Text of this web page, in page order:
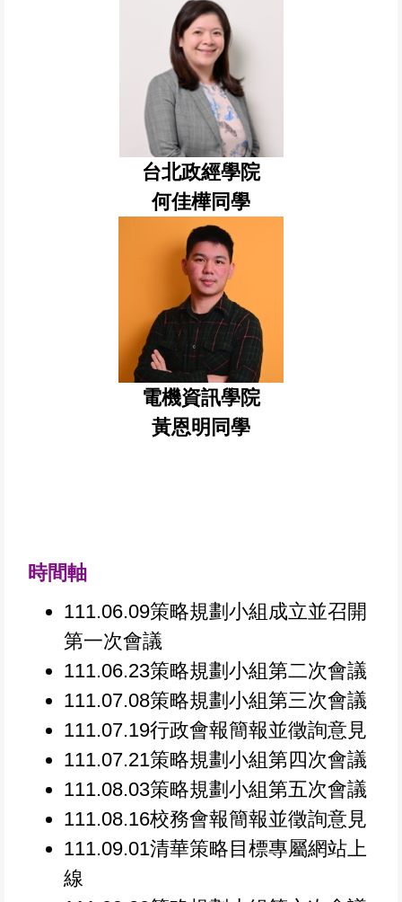
台北政經學院
何佳樺同學
電機資訊學院
黃恩明同學
時間軸
111.06.09策略規劃小組成立並召開
第一次會議
111.06.23策略規劃小組第二次會議
111.07.08策略規劃小組第三次會議
111.07.19行政會報簡報並徵詢意見
111.07.21策略規劃小組第四次會議
111.08.03策略規劃小組第五次會議
111.08.16校務會報簡報並徵詢意見
111.09.01清華策略目標專屬網站上
線